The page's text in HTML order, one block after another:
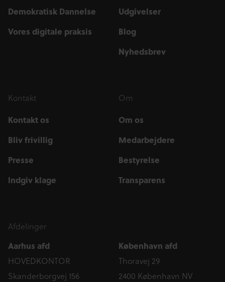
Demokratisk Dannelse
Vores digitale praksis
Udgivelser
Blog
Nyhedsbrev
Kontakt
Kontakt os
Bliv frivillig
Presse
Indgiv klage
Om
Om os
Medarbejdere
Bestyrelse
Transparens
Afdelinger
Aarhus afd
HOVEDKONTOR
Skanderborgvej 156
København afd
Thoravej 29
2400 København NV